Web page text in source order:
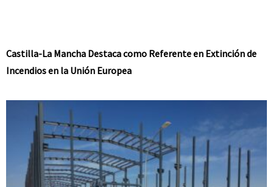
Castilla-La Mancha Destaca como Referente en Extinción de
Incendios en la Unión Europea